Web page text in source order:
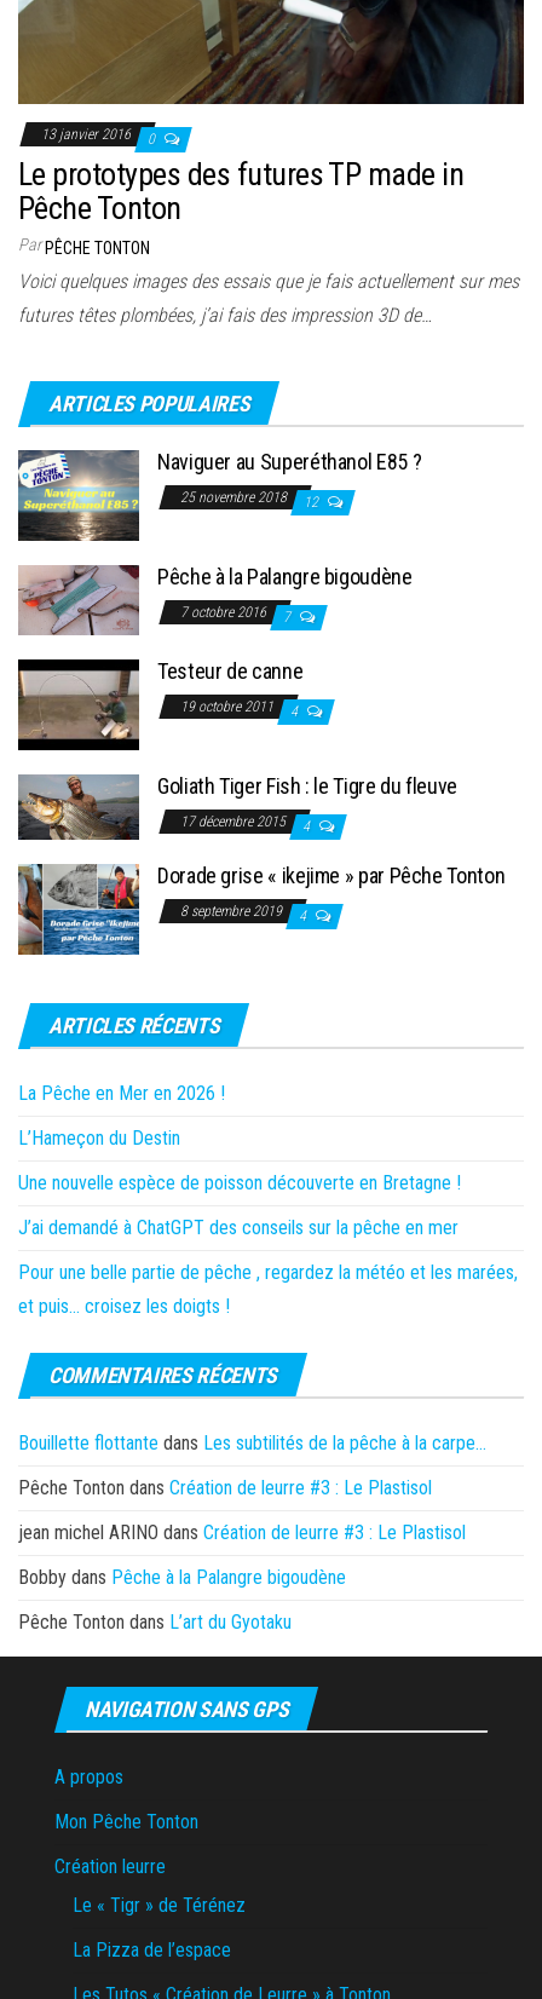
13 janvier 2016 0
Le prototypes des futures TP made in
Pêche Tonton
ParPÊCHE TONTON
Voici quelques images des essais que je fais actuellement sur mes
futures têtes plombées, j’ai fais des impression 3D de…
ARTICLES POPULAIRES
Naviguer au Superéthanol E85 ?
25 novembre 2018 12
Pêche à la Palangre bigoudène
7 octobre 2016 7
Testeur de canne
19 octobre 2011 4
Goliath Tiger Fish : le Tigre du fleuve
17 décembre 2015 4
Dorade grise « ikejime » par Pêche Tonton
8 septembre 2019 4
ARTICLES RÉCENTS
La Pêche en Mer en 2026 !
L’Hameçon du Destin
Une nouvelle espèce de poisson découverte en Bretagne !
J’ai demandé à ChatGPT des conseils sur la pêche en mer
Pour une belle partie de pêche , regardez la météo et les marées,
et puis… croisez les doigts !
COMMENTAIRES RÉCENTS
Bouillette flottante dans Les subtilités de la pêche à la carpe…
Pêche Tonton dans Création de leurre #3 : Le Plastisol
jean michel ARINO dans Création de leurre #3 : Le Plastisol
Bobby dans Pêche à la Palangre bigoudène
Pêche Tonton dans L’art du Gyotaku
NAVIGATION SANS GPS
A propos
Mon Pêche Tonton
Création leurre
Le « Tigr » de Térénez
La Pizza de l’espace